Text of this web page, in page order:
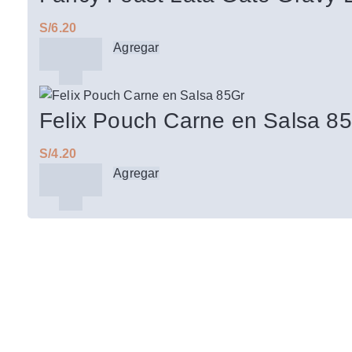
S/
Agregar
Felix Pouch Carne en Salsa
S/
Agregar